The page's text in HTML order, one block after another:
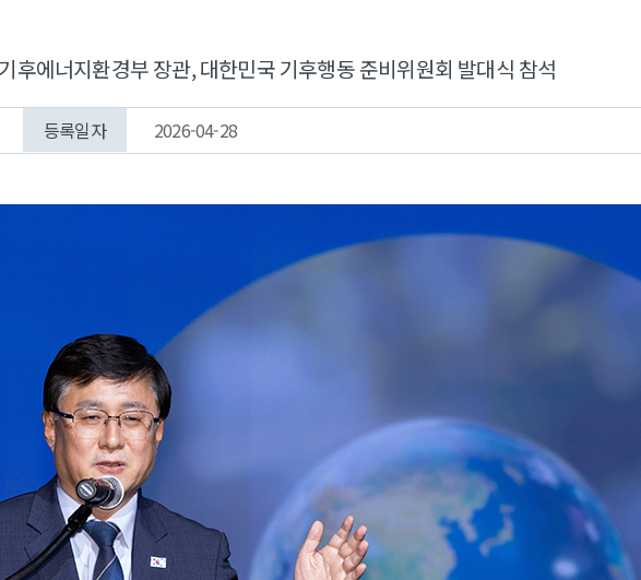
후에너지환경부 장관, 대한민국 기후행동 준비위원회 발대식 참석
등록일자 2026-04-28